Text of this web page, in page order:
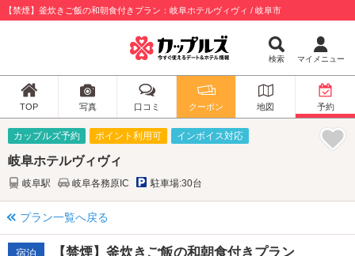
【禁煙】釜炊きご飯の和朝食付きプラン：岐阜ホテルヴィヴィ / 岐阜市
検索 マイメニュー
TOP 写真 口コミ クーポン 地図 予約
カップルズ予約 ポイント利用可 インボイス対応
岐阜ホテルヴィヴィ
岐阜駅 岐阜各務原IC 駐車場:30台
プラン一覧へ戻る
宿泊 【禁煙】釜炊きご飯の和朝食付きプラン